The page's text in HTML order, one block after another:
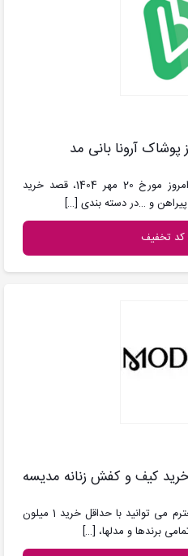
کد تخفیف بانی مد : کاربرانی که امروز مورخ 20 مهر 1404، قصد خرید
پیراهن و …در دسته بندی […]
تخفیف
کد تخفیف مدیسه : شما کاربران محترم می توانید با حداقل خرید 1 میلون
برندها و مدلها، […]